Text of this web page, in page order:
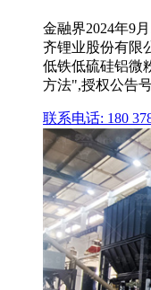
金融界2024年9
齐锂业股份有限
低铁低硫硅铝微
方法",授权公告
联系电话: 180